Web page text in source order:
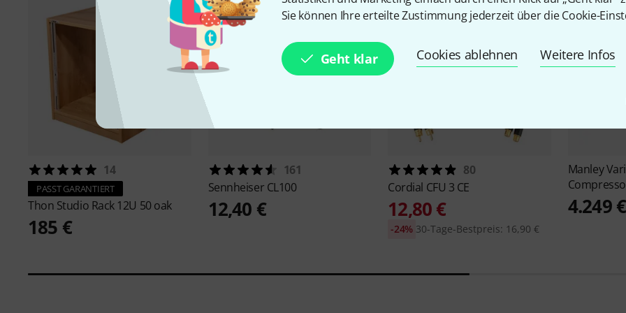
Sie können Ihre erteilte Zustimmung jederzeit über die Cookie-
Geht klar Cookies ablehnen Weitere Infos
14
PASST GARANTIERT
Thon Studio Rack 12U 50 oak
185 €
161
Sennheiser CL100
12,40 €
80
Cordial CFU 3 CE
12,80 €
30-Tage-Bestpreis: 16,90 €
-24%
Manley
4.249 €